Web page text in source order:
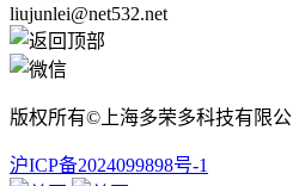
liujunlei@net532.net
版权所有©上海多荣多科技有限公
沪ICP备2024099898号-1